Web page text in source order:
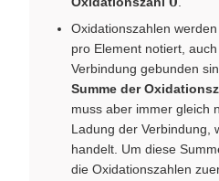
Oxidationszahlen
pro Element notiert,
Verbindung gebunden
Summe der
muss aber immer gleich
Ladung der Verbindung,
handelt. Um diese
die Oxidationszahlen